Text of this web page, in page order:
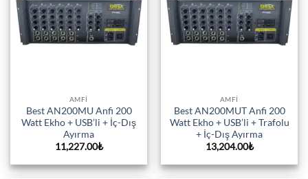
AMFI
Best AN200MU Anfi 200
Watt Ekho + USB’li + İç-Dış
Ayırma
11,227.00₺
AMFI
Best AN200MUT Anfi 200
Watt Ekho + USB’li + Trafolu
+ İç-Dış Ayırma
13,204.00₺